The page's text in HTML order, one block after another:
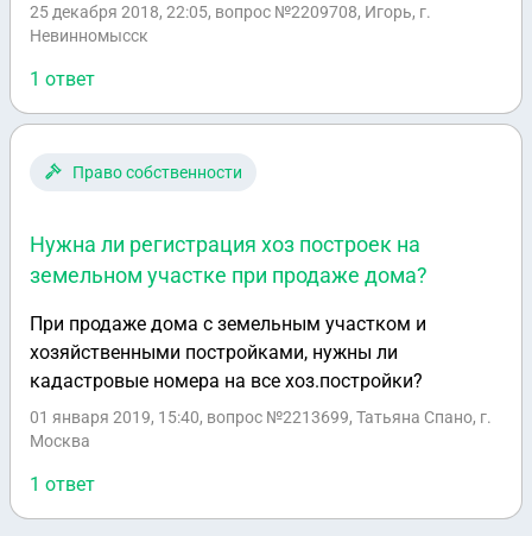
соответствуют, то просто придите через месяц
очередной раз сказали прийти после нового года...
Что делать??? Куда писать?
25 декабря 2018, 22:05, вопрос №2209708, Игорь, г.
Невинномысск
1 ответ
Право собственности
Нужна ли регистрация хоз построек на
земельном участке при продаже дома?
При продаже дома с земельным участком и
хозяйственными постройками, нужны ли
кадастровые номера на все хоз.постройки?
01 января 2019, 15:40, вопрос №2213699, Татьяна Спано, г.
Москва
1 ответ